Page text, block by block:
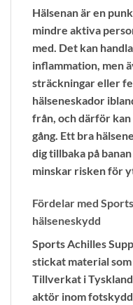
Hälsenan är en
mindre aktiva
med. Det kan
inflammation, men
sträckningar eller
hälseneskador
från, och därför kan
gång. Ett bra
dig tillbaka på
minskar risken för
Fördelar med
hälseneskydd
Sports Achilles
stickat material
Tillverkat i
aktör inom